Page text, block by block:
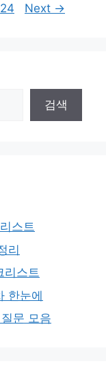
Page
24 Next →
검색
스트
리
리스트
한눈에
문 모음